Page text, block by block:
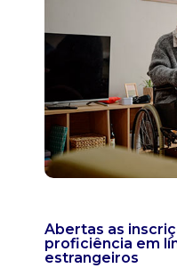
Abertas as
proficiência em
estrangeiros